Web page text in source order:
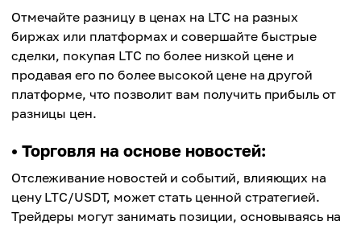
Отмечайте разницу в ценах на LTC на разных
биржах или платформах и совершайте быстрые
сделки, покупая LTC по более низкой цене и
продавая его по более высокой цене на другой
платформе, что позволит вам получить прибыль от
разницы цен.
• Торговля на основе новостей:
Отслеживание новостей и событий, влияющих на
цену LTC/USDT, может стать ценной стратегией.
Трейдеры могут занимать позиции, основываясь на